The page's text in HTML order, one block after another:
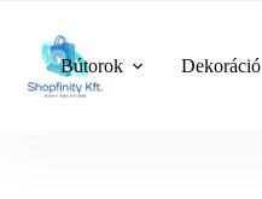
content
Bútorok Dekoráció